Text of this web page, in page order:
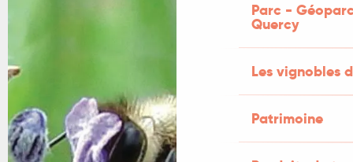
Parc -
Quercy
Les vignobles
Patrimoine